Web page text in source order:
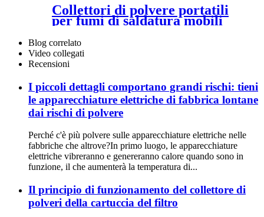
Collettori di polvere portatili
per fumi di saldatura mobili
Blog correlato
Video collegati
Recensioni
I piccoli dettagli comportano grandi rischi: tieni
le apparecchiature elettriche di fabbrica lontane
dai rischi di polvere
Perché c'è più polvere sulle apparecchiature elettriche nelle
fabbriche che altrove?In primo luogo, le apparecchiature
elettriche vibreranno e genereranno calore quando sono in
funzione, il che aumenterà la temperatura di...
Il principio di funzionamento del collettore di
polveri della cartuccia del filtro